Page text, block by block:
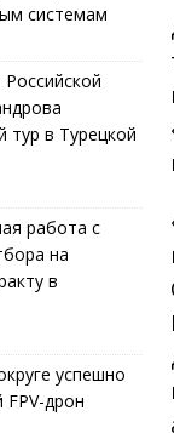
системам
тур в Турецкой
работа с
на
в
успешно
дрон